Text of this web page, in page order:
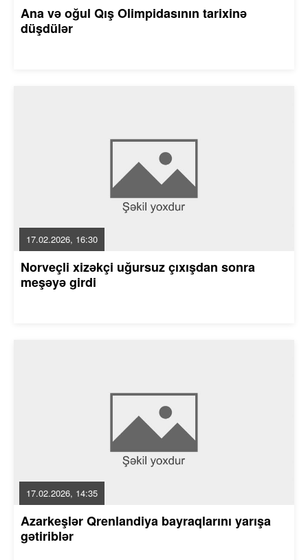
Ana və oğul Qış Olimpidasının tarixinə
düşdülər
17.02.2026, 16:30
Norveçli xizəkçi uğursuz çıxışdan sonra
meşəyə girdi
17.02.2026, 14:35
Azarkeşlər Qrenlandiya bayraqlarını yarışa
gətiriblər